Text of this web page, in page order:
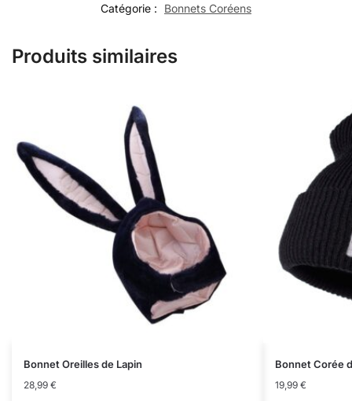
Catégorie :
Bonnets Coréens
Produits similaires
Bonnet Oreilles de Lapin
28,99 €
Bonnet Corée
19,99 €